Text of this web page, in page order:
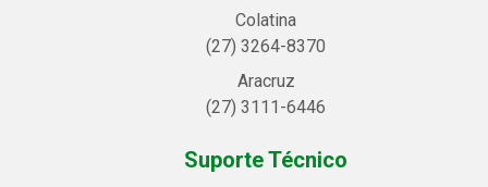
Colatina
(27) 3264-8370
Aracruz
(27) 3111-6446
Suporte Técnico